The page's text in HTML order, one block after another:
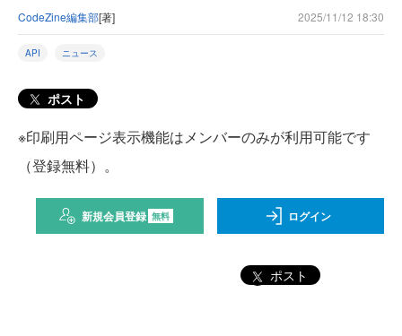
CodeZine編集部[著] 2025/11/12 18:30
API ニュース
ポスト
※印刷用ページ表示機能はメンバーのみが利用可能です
（登録無料）。
新規会員登録 無料 ログイン
ポスト